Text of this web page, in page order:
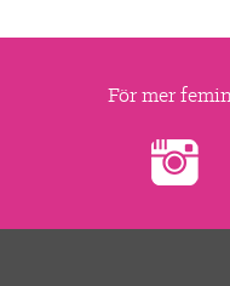
För mer